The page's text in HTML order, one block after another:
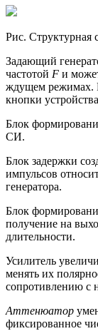
Рис. Структурная
Задающий
частотой F и
ждущем режимах.
кнопки
Блок
СИ.
Блок задержки
импульсов
генератора.
Блок
получение на
длительности.
Усилитель
менять их
сопротивлению с
Аттенюатор
фиксированное